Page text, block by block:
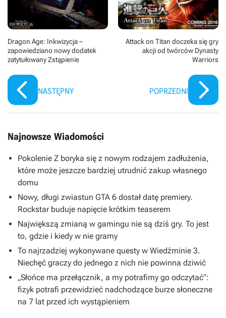
Dragon Age: Inkwizycja –
zapowiedziano nowy dodatek
zatytułowany Zstąpienie
NASTĘPNY
Attack on Titan doczeka się gry
akcji od twórców Dynasty
Warriors
POPRZEDNI
Najnowsze Wiadomości
Pokolenie Z boryka się z nowym rodzajem zadłużenia,
które może jeszcze bardziej utrudnić zakup własnego
domu
Nowy, długi zwiastun GTA 6 dostał datę premiery.
Rockstar buduje napięcie krótkim teaserem
Największą zmianą w gamingu nie są dziś gry. To jest
to, gdzie i kiedy w nie gramy
To najrzadziej wykonywane questy w Wiedźminie 3.
Niechęć graczy do jednego z nich nie powinna dziwić
„Słońce ma przełącznik, a my potrafimy go odczytać”:
fizyk potrafi przewidzieć nadchodzące burze słoneczne
na 7 lat przed ich wystąpieniem